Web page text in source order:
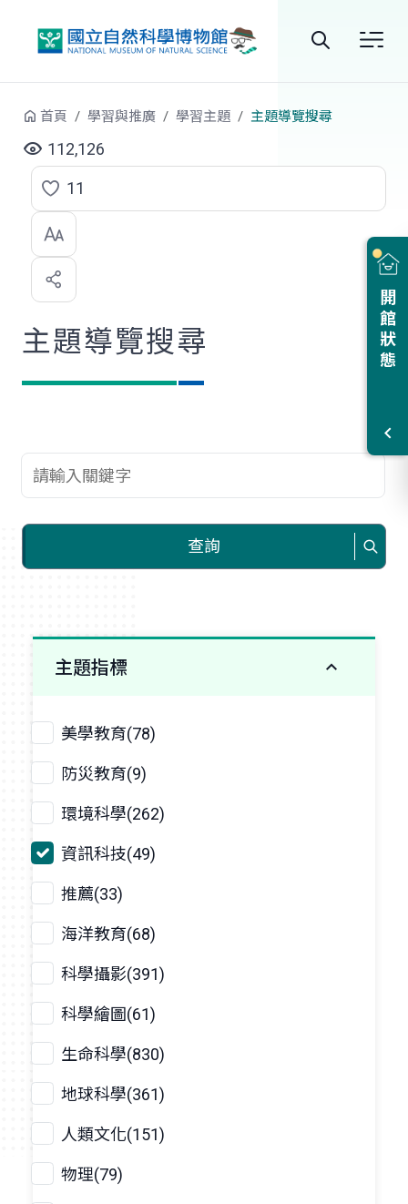
站
尋
開館狀態
首頁 學習與推廣 學習主題 主題導覽搜尋
112,126
點
選
喜
歡
11
主題導覽搜尋
查詢關鍵字
查詢
主題指標
美學教育(78)
防災教育(9)
環境科學(262)
資訊科技(49)
推薦(33)
海洋教育(68)
科學攝影(391)
科學繪圖(61)
生命科學(830)
地球科學(361)
人類文化(151)
物理(79)